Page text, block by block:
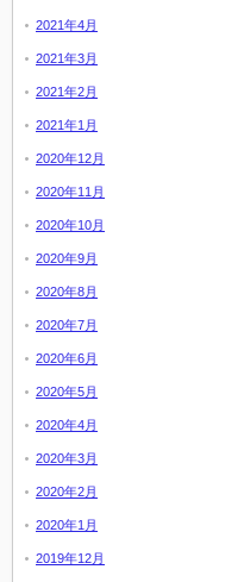
2021年4月
2021年3月
2021年2月
2021年1月
2020年12月
2020年11月
2020年10月
2020年9月
2020年8月
2020年7月
2020年6月
2020年5月
2020年4月
2020年3月
2020年2月
2020年1月
2019年12月